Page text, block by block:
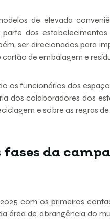
de elevada
dos
ser direcionados para
de embalagem e
os funcionários dos
dos colaboradores dos
e sobre as regras
fases da
com os primeiros
área de abrangência do